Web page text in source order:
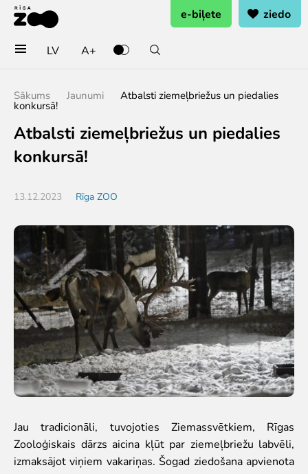
Pērc biļetes vai rezervē
Grupu biļetes (10+ pers.)
Dāvanu karte
Gada abonements
Abonements Goda Ģimenei
Apmeklē
Cenas
Darba laiks
Kā nokļūt?
Zoo karte
Iekšējās kārtības noteikumi
Novērtē Rīga ZOO apmeklējumu!
Jaunumi
Jaunumi
Atbalsti
Krustvecāku programma uzņēmumiem
Krustvecāku programma privātpersonām
LV A+
e-biļete ziedo
Sākums Jaunumi Atbalsti ziemeļbriežus un piedalies
konkursā!
Atbalsti ziemeļbriežus un piedalies
konkursā!
13.12.2023 Rīga ZOO
Jau tradicionāli, tuvojoties Ziemassvētkiem, Rīgas
Zooloģiskais dārzs aicina kļūt par ziemeļbriežu labvēli,
izmaksājot viņiem vakariņas. Šogad ziedošana apvienota